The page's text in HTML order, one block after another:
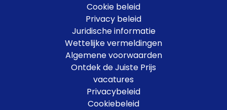
Cookie beleid
Privacy beleid
Juridische informatie
Wettelijke vermeldingen
Algemene voorwaarden
Ontdek de Juiste Prijs
vacatures
Privacybeleid
Cookiebeleid